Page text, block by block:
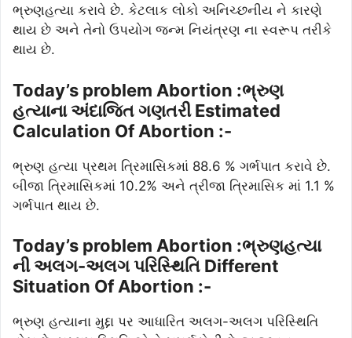
ભ્રુણહત્યા કરાવે છે. કેટલાક લોકો અનિચ્છનીય ને કારણે
થાય છે અને તેનો ઉપયોગ જન્મ નિયંત્રણ ના સ્વરૂપ તરીકે
થાય છે.
Today’s problem Abortion :ભ્રુણ
હત્યાના અંદાજિત ગણતરી Estimated
Calculation Of Abortion :-
ભ્રુણ હત્યા પ્રથમ ત્રિમાસિકમાં 88.6 % ગર્ભપાત કરાવે છે.
બીજા ત્રિમાસિકમાં 10.2% અને ત્રીજા ત્રિમાસિક માં 1.1 %
ગર્ભપાત થાય છે.
Today’s problem Abortion :ભ્રુણહત્યા
ની અલગ-અલગ પરિસ્થિતિ Different
Situation Of Abortion :-
ભ્રુણ હત્યાના મુદ્દા પર આધારિત અલગ-અલગ પરિસ્થિતિ